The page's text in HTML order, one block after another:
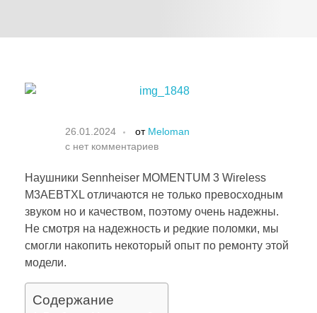
26.01.2024 от Meloman
с нет комментариев
Наушники Sennheiser MOMENTUM 3 Wireless
M3AEBTXL отличаются не только превосходным
звуком но и качеством, поэтому очень надежны.
Не смотря на надежность и редкие поломки, мы
смогли накопить некоторый опыт по ремонту этой
модели.
Содержание